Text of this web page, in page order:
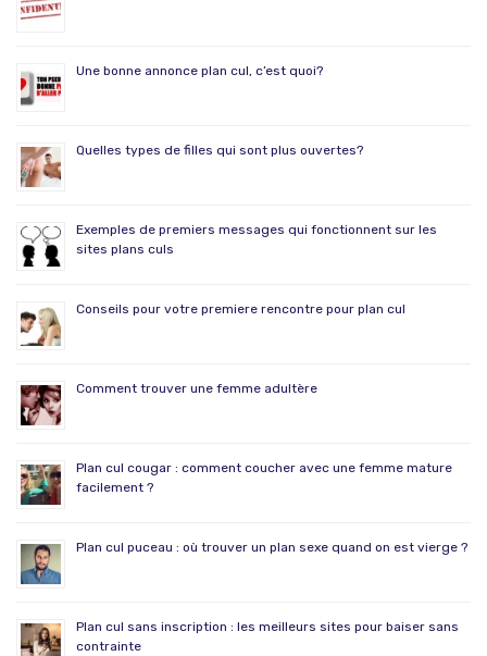
Une bonne annonce plan cul, c’est quoi?
Quelles types de filles qui sont plus ouvertes?
Exemples de premiers messages qui fonctionnent sur les
sites plans culs
Conseils pour votre premiere rencontre pour plan cul
Comment trouver une femme adultère
Plan cul cougar : comment coucher avec une femme mature
facilement ?
Plan cul puceau : où trouver un plan sexe quand on est vierge ?
Plan cul sans inscription : les meilleurs sites pour baiser sans
contrainte